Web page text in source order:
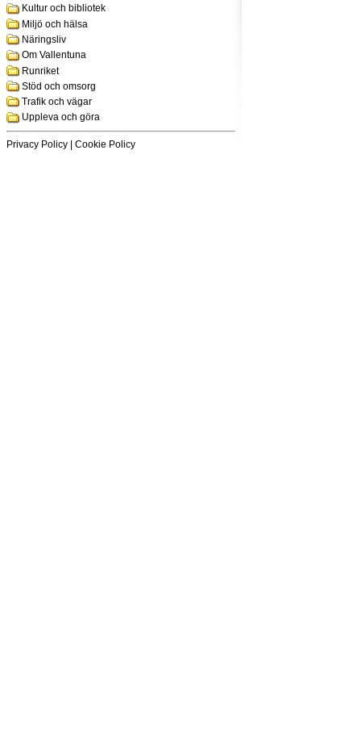
Kultur och bibliotek
Miljö och hälsa
Näringsliv
Om Vallentuna
Runriket
Stöd och omsorg
Trafik och vägar
Uppleva och göra
Privacy Policy | Cookie Policy